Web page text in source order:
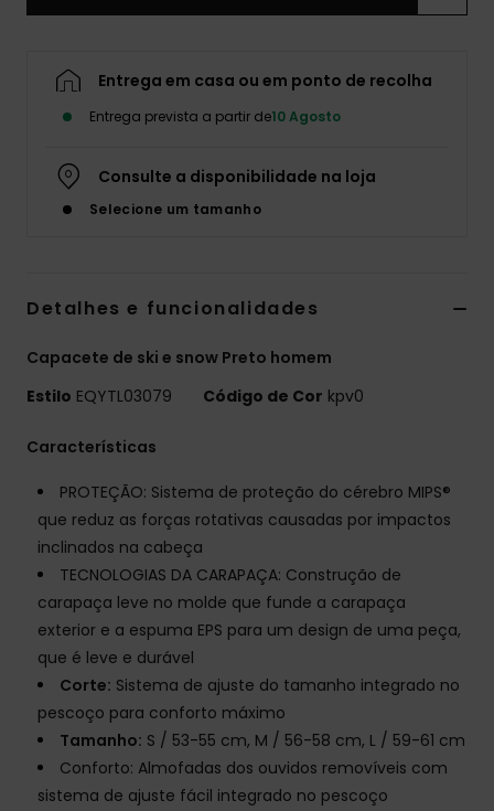
Entrega em casa ou em ponto de recolha
Entrega prevista a partir de10 Agosto
Consulte a disponibilidade na loja
Selecione um tamanho
Detalhes e funcionalidades
Capacete de ski e snow Preto homem
Estilo EQYTL03079 Código de Cor kpv0
Características
PROTEÇÃO: Sistema de proteção do cérebro MIPS®
que reduz as forças rotativas causadas por impactos
inclinados na cabeça
TECNOLOGIAS DA CARAPAÇA: Construção de
carapaça leve no molde que funde a carapaça
exterior e a espuma EPS para um design de uma peça,
que é leve e durável
Corte: Sistema de ajuste do tamanho integrado no
pescoço para conforto máximo
Tamanho: S / 53-55 cm, M / 56-58 cm, L / 59-61 cm
Conforto: Almofadas dos ouvidos removíveis com
sistema de ajuste fácil integrado no pescoço